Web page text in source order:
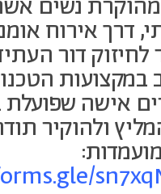
נשים
דרך אירוח
דור
אישה שפועלת
ולהוקיר